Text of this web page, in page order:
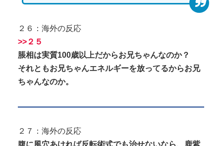
２６：海外の反応
>>２５
脹相は実質100歳以上だからお兄ちゃんなのか？
それともお兄ちゃんエネルギーを放ってるからお兄
ちゃんなのか。
２７：海外の反応